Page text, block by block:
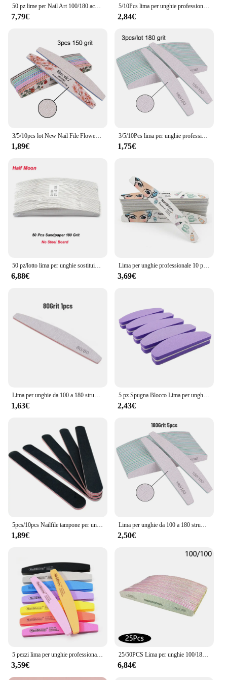
50 pz lime per Nail Art 100/180 accessori per unghie Gel smalto per unghie lucidatura Pedicure Manicure buffer strumenti per la cura delle unghie lime a ongle
7,79€
5/10Pcs lima per unghie professionale 150/180/240 carta vetrata Lime per unghie spesse e resistenti levigatura Half Moon Lime accessori e strumenti per unghie
2,84€
3/5/10pcs lot New Nail File Flower Printed Nail buffer Colorful Lime a ongle 80/100/150/180/240 strumenti professionali per Manicure
1,89€
3/5/10Pcs lima per unghie professionale 100/180 carta vetrata Lime per unghie spesse e resistenti levigatura Half Moon Lime accessori e strumenti per unghie
1,75€
50 pz/lotto lima per unghie sostituibile forte carta vetrata Pedicure Limes cuscinetti rimovibili professionali con tavola di metallo per strumenti per Manicure
6,88€
Lima per unghie professionale 10 pz/lotto, grana 100/180,180/240 Lime tampone abrasivo per legno spesso bordo smeriglio Gel UV strumenti per unghie da salone
3,69€
Lima per unghie da 100 a 180 strumenti professionali smeriglio per Manicure Lime 240 Lime per lucidatura in Gel di carta vetrata per tamponi per unghie Set lucidatrice
1,63€
5 pz Spugna Blocco Lima per unghie 180/240 Viola Barca Nail Buffer Gel Polish Lime a Ongle Levigatura Buffer Strumenti per manicure Fornitore
2,43€
5pcs/10pcs Nailfile tampone per unghie professionale carta abrasiva nera forte angolo di Lime dritto 100/180 lucidatura Lime di levigatura
1,89€
Lima per unghie da 100 a 180 strumenti professionali smeriglio per Manicure Lime 240 Lime per lucidatura in Gel di carta vetrata per tamponi per unghie Set lucidatrice
2,50€
5 pezzi lima per unghie professionale 100 180 mezza luna spugna lucidatura levigatura buffer prodotti per manicure strumento attrezzatura per unghie lime a Ongle
3,59€
25/50PCS Lima per unghie 100/180 UV Gel Polish Curvo Grigio Nail Art File Levigatura Para Manicura Lime A Ongle Pedicure Strumento per unghie
6,84€